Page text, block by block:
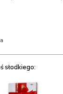
słodkiego: